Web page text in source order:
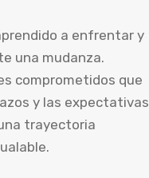
a enfrentar y
una mudanza.
comprometidos que
y las expectativas
trayectoria